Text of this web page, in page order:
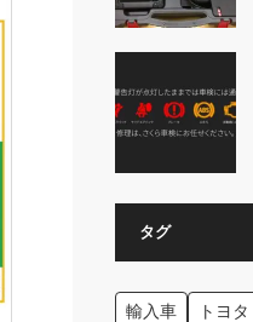
タグ
輸入車 トヨタ